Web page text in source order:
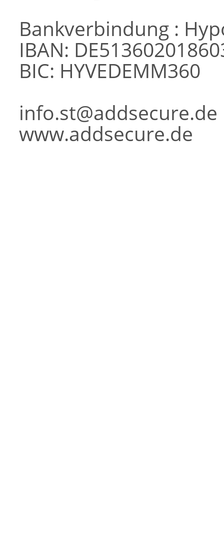
Bankverbindung :
IBAN:
BIC: HYVEDEMM360
info.st@addsecure.de
www.addsecure.de